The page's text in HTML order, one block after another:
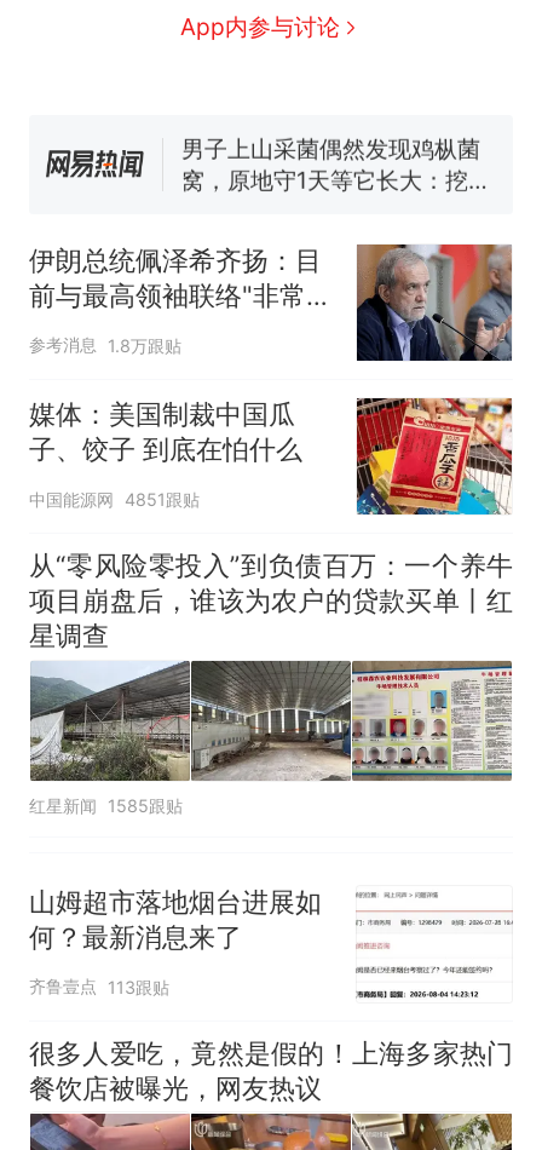
App内参与讨论
人生
新 制裁瓜子饺子，美国怕什
么？
协会回应
男子上山采菌偶然发现鸡枞菌
窝，原地守1天等它长大：挖了
回大海 目击者直呼震惊 （视频
来源：参考消息）
笔试第一被第二名传话劝弃考
官方通报
那个在床头放菜刀的女孩，
人生
伊朗总统佩泽希齐扬：目
前与最高领袖联络"非常困
难"
参考消息 1.8万跟贴
媒体：美国制裁中国瓜
子、饺子 到底在怕什么
中国能源网 4851跟贴
从“零风险零投入”到负债百万：一个养牛
项目崩盘后，谁该为农户的贷款买单丨红
星调查
红星新闻 1585跟贴
山姆超市落地烟台进展如
何？最新消息来了
齐鲁壹点 113跟贴
很多人爱吃，竟然是假的！上海多家热门
餐饮店被曝光，网友热议